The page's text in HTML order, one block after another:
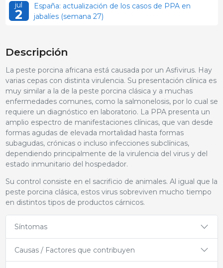
2
jul
España: actualización de los casos de PPA en
jabalíes (semana 27)
Descripción
La peste porcina africana está causada por un Asfivirus. Hay
varias cepas con distinta virulencia. Su presentación clínica es
muy similar a la de la peste porcina clásica y a muchas
enfermedades comunes, como la salmonelosis, por lo cual se
requiere un diagnóstico en laboratorio. La PPA presenta un
amplio espectro de manifestaciones clínicas, que van desde
formas agudas de elevada mortalidad hasta formas
subagudas, crónicas o incluso infecciones subclínicas,
dependiendo principalmente de la virulencia del virus y del
estado inmunitario del hospedador.
Su control consiste en el sacrificio de animales. Al igual que la
peste porcina clásica, estos virus sobreviven mucho tiempo
en distintos tipos de productos cárnicos.
Síntomas
Causas / Factores que contribuyen